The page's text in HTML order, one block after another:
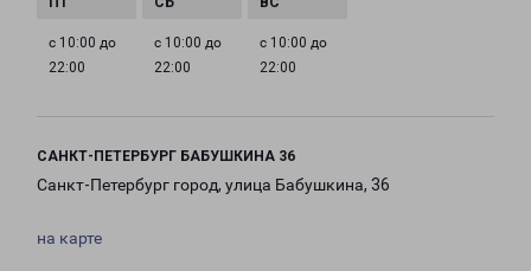
с 10:00 до
22:00
с 10:00 до
22:00
с 10:00 до
22:00
САНКТ-ПЕТЕРБУРГ БАБУШКИНА 36
Санкт-Петербург город, улица Бабушкина, 36
на карте